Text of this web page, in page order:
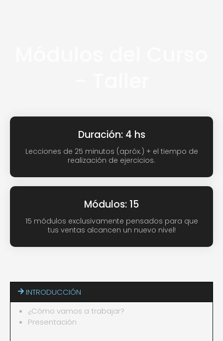
Duración: 4 hs
Lecciones de 25 minutos (apróx.) + el tiempo de
realización de ejercicios.
Módulos: 15
15 módulos exclusivamente pensados para que
tus ventas alcancen un nuevo nivel!
INTRODUCCIÓN
¿Cómo vamos a trabajar?
Presentación